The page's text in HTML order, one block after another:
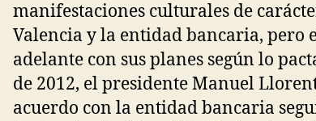
manifestaciones culturales de
Valencia y la entidad bancaria, pero
adelante con sus planes según lo
de 2012, el presidente Manuel
acuerdo con la entidad bancaria